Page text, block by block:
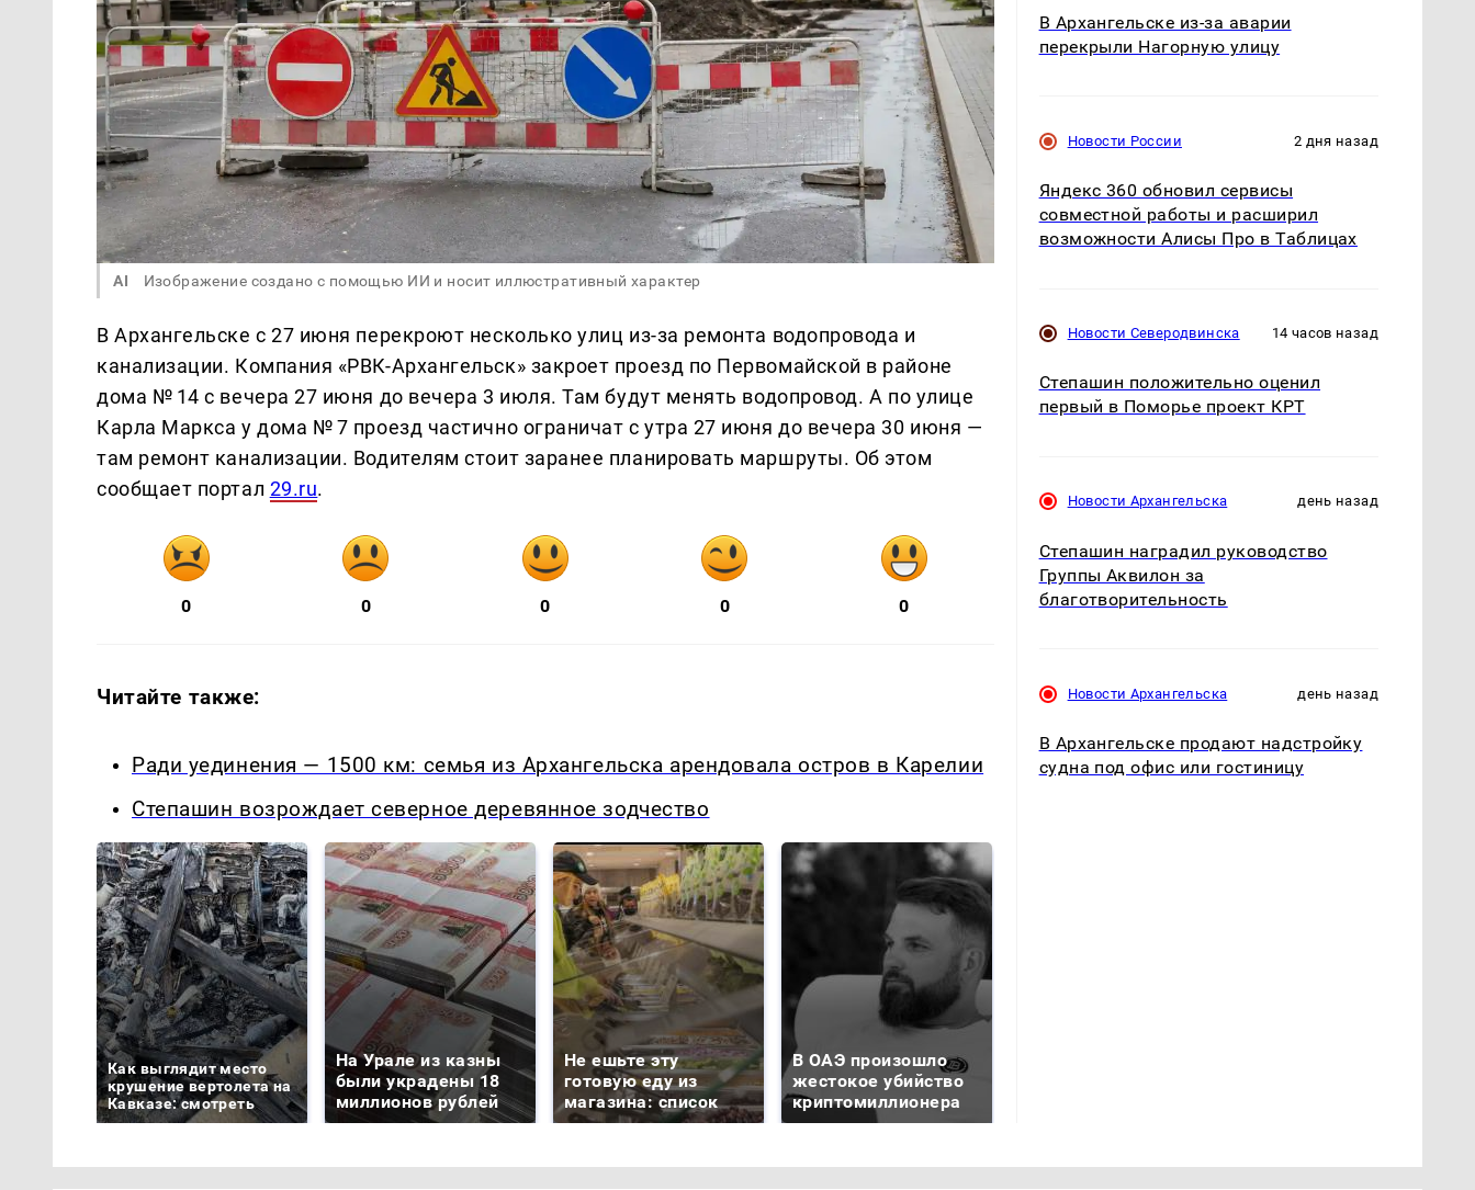
AI Изображение создано с помощью ИИ и носит иллюстративный характер
В Архангельске с 27 июня перекроют несколько улиц из-за ремонта водопровода и
канализации. Компания «РВК-Архангельск» закроет проезд по Первомайской в районе
дома № 14 с вечера 27 июня до вечера 3 июля. Там будут менять водопровод. А по улице
Карла Маркса у дома № 7 проезд частично ограничат с утра 27 июня до вечера 30 июня —
там ремонт канализации. Водителям стоит заранее планировать маршруты. Об этом
сообщает портал 29.ru.
0 0 0 0 0
Читайте также:
Ради уединения — 1500 км: семья из Архангельска арендовала остров в Карелии
Степашин возрождает северное деревянное зодчество
Как выглядит место
крушение вертолета на
Кавказе: смотреть
На Урале из казны
были украдены 18
миллионов рублей
Не ешьте эту
готовую еду из
магазина: список
В ОАЭ произошло
жестокое убийство
криптомиллионера
В Архангельске из-за аварии
перекрыли Нагорную улицу
Новости России 2 дня назад
Яндекс 360 обновил сервисы
совместной работы и расширил
возможности Алисы Про в Таблицах
Новости Северодвинска 14 часов назад
Степашин положительно оценил
первый в Поморье проект КРТ
Новости Архангельска день назад
Степашин наградил руководство
Группы Аквилон за
благотворительность
Новости Архангельска день назад
В Архангельске продают надстройку
судна под офис или гостиницу